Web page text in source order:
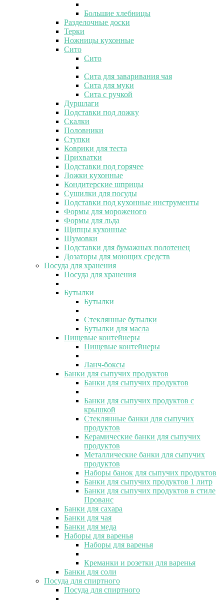
Большие хлебницы
Разделочные доски
Терки
Ножницы кухонные
Сито
Сито
Сита для заваривания чая
Сита для муки
Сита с ручкой
Дуршлаги
Подставки под ложку
Скалки
Половники
Ступки
Коврики для теста
Прихватки
Подставки под горячее
Ложки кухонные
Кондитерские шприцы
Сушилки для посуды
Подставки под кухонные инструменты
Формы для мороженого
Формы для льда
Щипцы кухонные
Шумовки
Подставки для бумажных полотенец
Дозаторы для моющих средств
Посуда для хранения
Посуда для хранения
Бутылки
Бутылки
Стеклянные бутылки
Бутылки для масла
Пищевые контейнеры
Пищевые контейнеры
Ланч-боксы
Банки для сыпучих продуктов
Банки для сыпучих продуктов
Банки для сыпучих продуктов с
крышкой
Стеклянные банки для сыпучих
продуктов
Керамические банки для сыпучих
продуктов
Металлические банки для сыпучих
продуктов
Наборы банок для сыпучих продуктов
Банки для сыпучих продуктов 1 литр
Банки для сыпучих продуктов в стиле
Прованс
Банки для сахара
Банки для чая
Банки для меда
Наборы для варенья
Наборы для варенья
Креманки и розетки для варенья
Банки для соли
Посуда для спиртного
Посуда для спиртного